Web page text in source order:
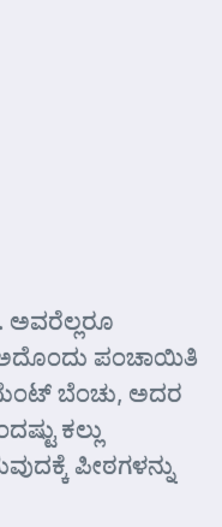
ಅವರೆಲ್ಲರೂ
ಅದೊಂದು ಪಂಚಾಯಿತಿ
ಬೆಂಚು, ಅದರ
ಕಲ್ಲು
ಪೀಠಗಳನ್ನು